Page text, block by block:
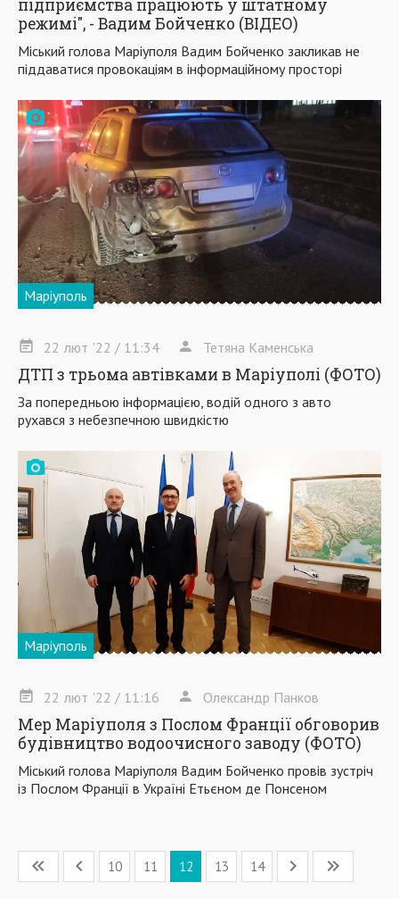
підприємства працюють у штатному
режимі", - Вадим Бойченко (ВІДЕО)
Міський голова Маріуполя Вадим Бойченко закликав не
піддаватися провокаціям в інформаційному просторі
Маріуполь
22 лют '22 / 11:34 Тетяна Каменська
ДТП з трьома автівками в Маріуполі (ФОТО)
За попередньою інформацією, водій одного з авто
рухався з небезпечною швидкістю
Маріуполь
22 лют '22 / 11:16 Олександр Панков
Мер Маріуполя з Послом Франції обговорив
будівництво водоочисного заводу (ФОТО)
Міський голова Маріуполя Вадим Бойченко провів зустріч
із Послом Франції в Україні Етьєном де Понсеном
10 11 12 13 14